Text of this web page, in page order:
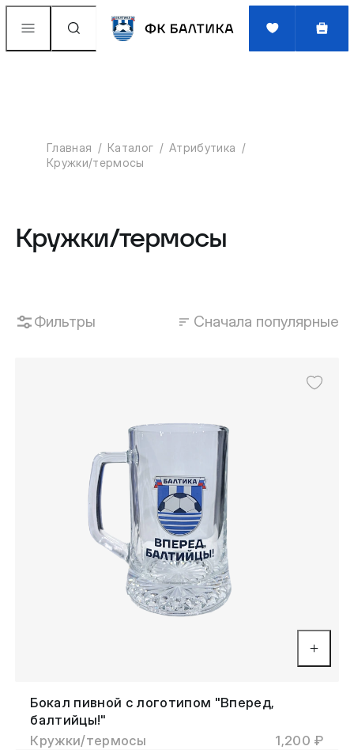
Главная Каталог
Атрибутика
Кружки/термосы
Кружки/термосы
Фильтры Сначала популярные
Бокал пивной с логотипом "Вперед,
балтийцы!"
Кружки/термосы
1,200 ₽